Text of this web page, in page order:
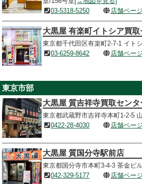
03-5318-5250
店舗ペー
大黒屋 有楽町イトシア買
東京都千代田区有楽町2-7-1 イト
03-6259-8642
店舗ペー
東京市部
大黒屋 質吉祥寺買取センタ
東京都武蔵野市吉祥寺本町1-2-5
0422-28-4030
店舗ペー
大黒屋 質国分寺駅前店
東京都国分寺市本町3-4-3 茶金ビ
042-329-5177
店舗ペー